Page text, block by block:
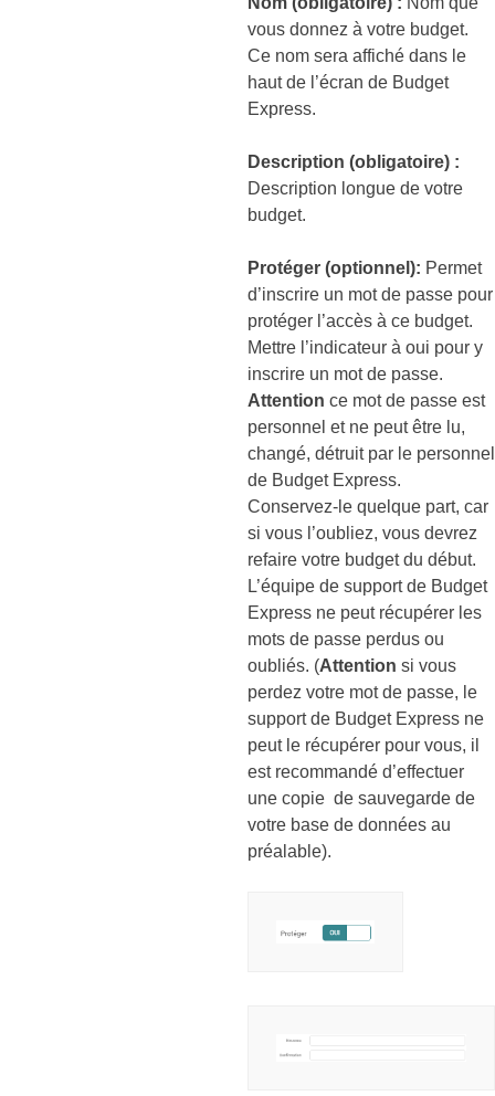
vous donnez à votre budget.
Ce nom sera affiché dans le
haut de l’écran de Budget
Express.
Description (obligatoire) :
Description longue de votre
budget.
Protéger (optionnel): Permet
d’inscrire un mot de passe pour
protéger l’accès à ce budget.
Mettre l’indicateur à oui pour y
inscrire un mot de passe.
Attention ce mot de passe est
personnel et ne peut être lu,
changé, détruit par le personnel
de Budget Express.
Conservez-le quelque part, car
si vous l’oubliez, vous devrez
refaire votre budget du début.
L’équipe de support de Budget
Express ne peut récupérer les
mots de passe perdus ou
oubliés. (Attention si vous
perdez votre mot de passe, le
support de Budget Express ne
peut le récupérer pour vous, il
est recommandé d’effectuer
une copie de sauvegarde de
votre base de données au
préalable).